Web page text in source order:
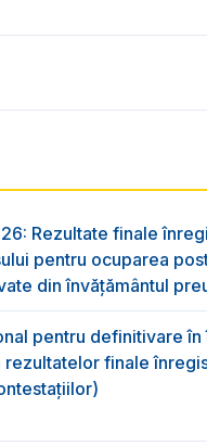
Rezultate finale
pentru ocuparea
din învăţământul
pentru definitivare
finale